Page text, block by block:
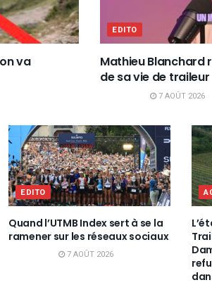
va
EDITO
Mathieu Blanchard
de sa vie de traileur
7 AOÛT 2026
EDITO
Quand l’UTMB Index sert à se la
ramener sur les réseaux sociaux
7 AOÛT 2026